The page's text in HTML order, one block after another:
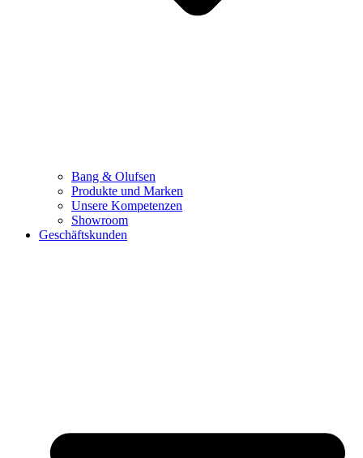
Bang & Olufsen
Produkte und Marken
Unsere Kompetenzen
Showroom
Geschäftskunden